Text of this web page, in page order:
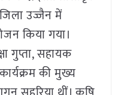
उज्जैन में
किया गया।
गुप्ता, सहायक
की मुख्य